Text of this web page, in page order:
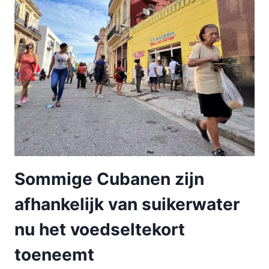
Sommige Cubanen zijn
afhankelijk van suikerwater
nu het voedseltekort
toeneemt